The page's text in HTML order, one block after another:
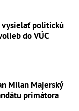
vysielať politickú
do VÚC
Milan Majerský
primátora